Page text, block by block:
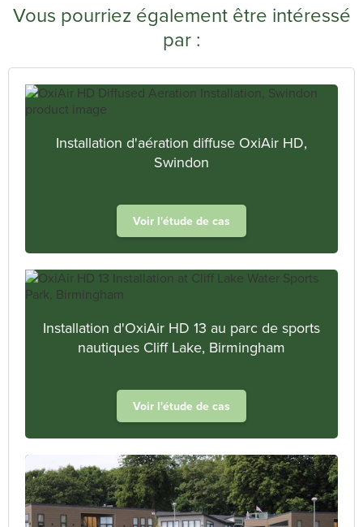
Vous pourriez également être intéressé
par :
Installation d'aération diffuse OxiAir HD,
Swindon
Voir l'étude de cas
Installation d'OxiAir HD 13 au parc de sports
nautiques Cliff Lake, Birmingham
Voir l'étude de cas